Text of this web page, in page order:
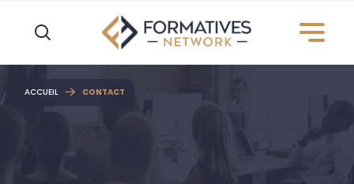
ACCUEIL CONTACT